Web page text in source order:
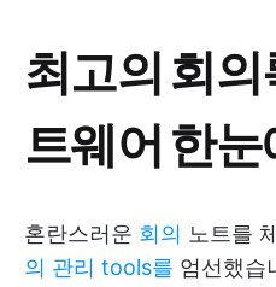
최고의 회
트웨어 한눈
혼란스러운 회의 노트를
의 관리 tools를 엄선했습